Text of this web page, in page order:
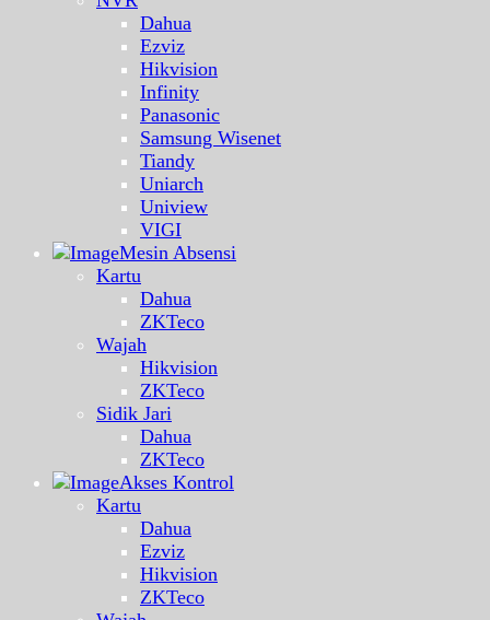
Dahua
Ezviz
Hikvision
Infinity
Panasonic
Samsung Wisenet
Tiandy
Uniarch
Uniview
VIGI
Mesin Absensi
Kartu
Dahua
ZKTeco
Wajah
Hikvision
ZKTeco
Sidik Jari
Dahua
ZKTeco
Akses Kontrol
Kartu
Dahua
Ezviz
Hikvision
ZKTeco